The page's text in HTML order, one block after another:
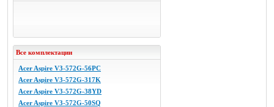
Все комплектации
Acer Aspire V3-572G-56PC
Acer Aspire V3-572G-317K
Acer Aspire V3-572G-38YD
Acer Aspire V3-572G-50SQ